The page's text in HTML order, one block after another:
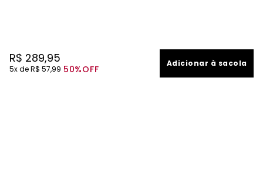
R$ 289,95
5 R$ 57,99 50%OFF
Adicionar à sacola